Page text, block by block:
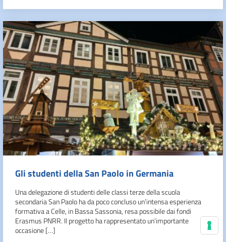
Gli studenti della San Paolo in Germania
Una delegazione di studenti delle classi terze della scuola
secondaria San Paolo ha da poco concluso un’intensa esperienza
formativa a Celle, in Bassa Sassonia, resa possibile dai fondi
Erasmus PNRR. Il progetto ha rappresentato un’importante
occasione […]
Le